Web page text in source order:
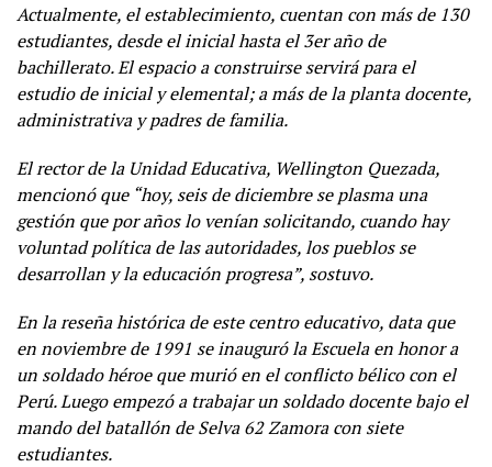
Actualmente, el establecimiento, cuentan con más de 130
estudiantes, desde el inicial hasta el 3er año de
bachillerato. El espacio a construirse servirá para el
estudio de inicial y elemental; a más de la planta docente,
administrativa y padres de familia.
El rector de la Unidad Educativa, Wellington Quezada,
mencionó que “hoy, seis de diciembre se plasma una
gestión que por años lo venían solicitando, cuando hay
voluntad política de las autoridades, los pueblos se
desarrollan y la educación progresa”, sostuvo.
En la reseña histórica de este centro educativo, data que
en noviembre de 1991 se inauguró la Escuela en honor a
un soldado héroe que murió en el conflicto bélico con el
Perú. Luego empezó a trabajar un soldado docente bajo el
mando del batallón de Selva 62 Zamora con siete
estudiantes.